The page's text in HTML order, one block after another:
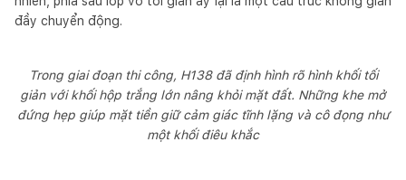
đầy chuyển động.
Trong giai đoạn thi công, H138 đã định hình rõ hình khối tối
giản với khối hộp trắng lớn nâng khỏi mặt đất. Những khe mở
đứng hẹp giúp mặt tiền giữ cảm giác tĩnh lặng và cô đọng như
một khối điêu khắc